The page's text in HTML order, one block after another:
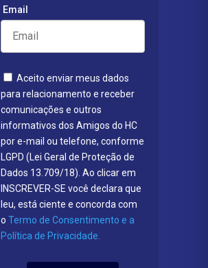
Email
Aceito enviar meus dados
para relacionamento e receber
comunicações e outros
informativos dos Amigos do HC
por e-mail ou telefone, conforme
LGPD (Lei Geral de Proteção de
Dados 13.709/18). Ao clicar em
INSCREVER-SE você declara que
leu, está ciente e concorda com
o Termo de Consentimento e a
Política de Privacidade.